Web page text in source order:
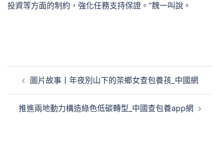
投資等方面的制約，強化任務支持保證。”魏一叫說。
圖片故事丨年夜別山下的茶鄉女查包養孩_中國網
推進兩地動力構造綠色低碳轉型_中國查包養app網